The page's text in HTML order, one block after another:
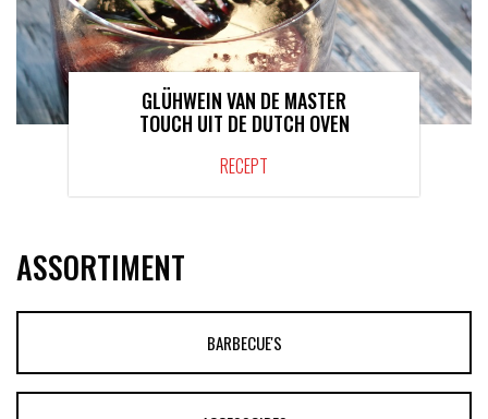
GLÜHWEIN VAN DE MASTER
TOUCH UIT DE DUTCH OVEN
RECEPT
ASSORTIMENT
BARBECUE'S